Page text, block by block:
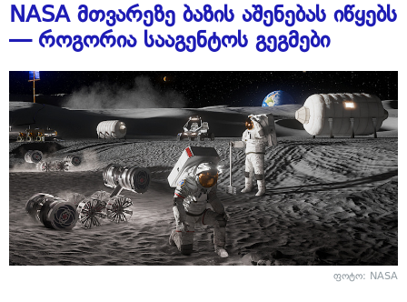
NASA მთვარეზე ბაზის აშენებას იწყებს
— როგორია სააგენტოს გეგმები
ფოტო: NASA